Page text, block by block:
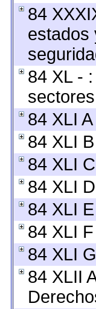
84
estados
84 XL -
84 XLI
84 XLI
84 XLI
84 XLI
84 XLI
84 XLI
84 XLI
84 XLII